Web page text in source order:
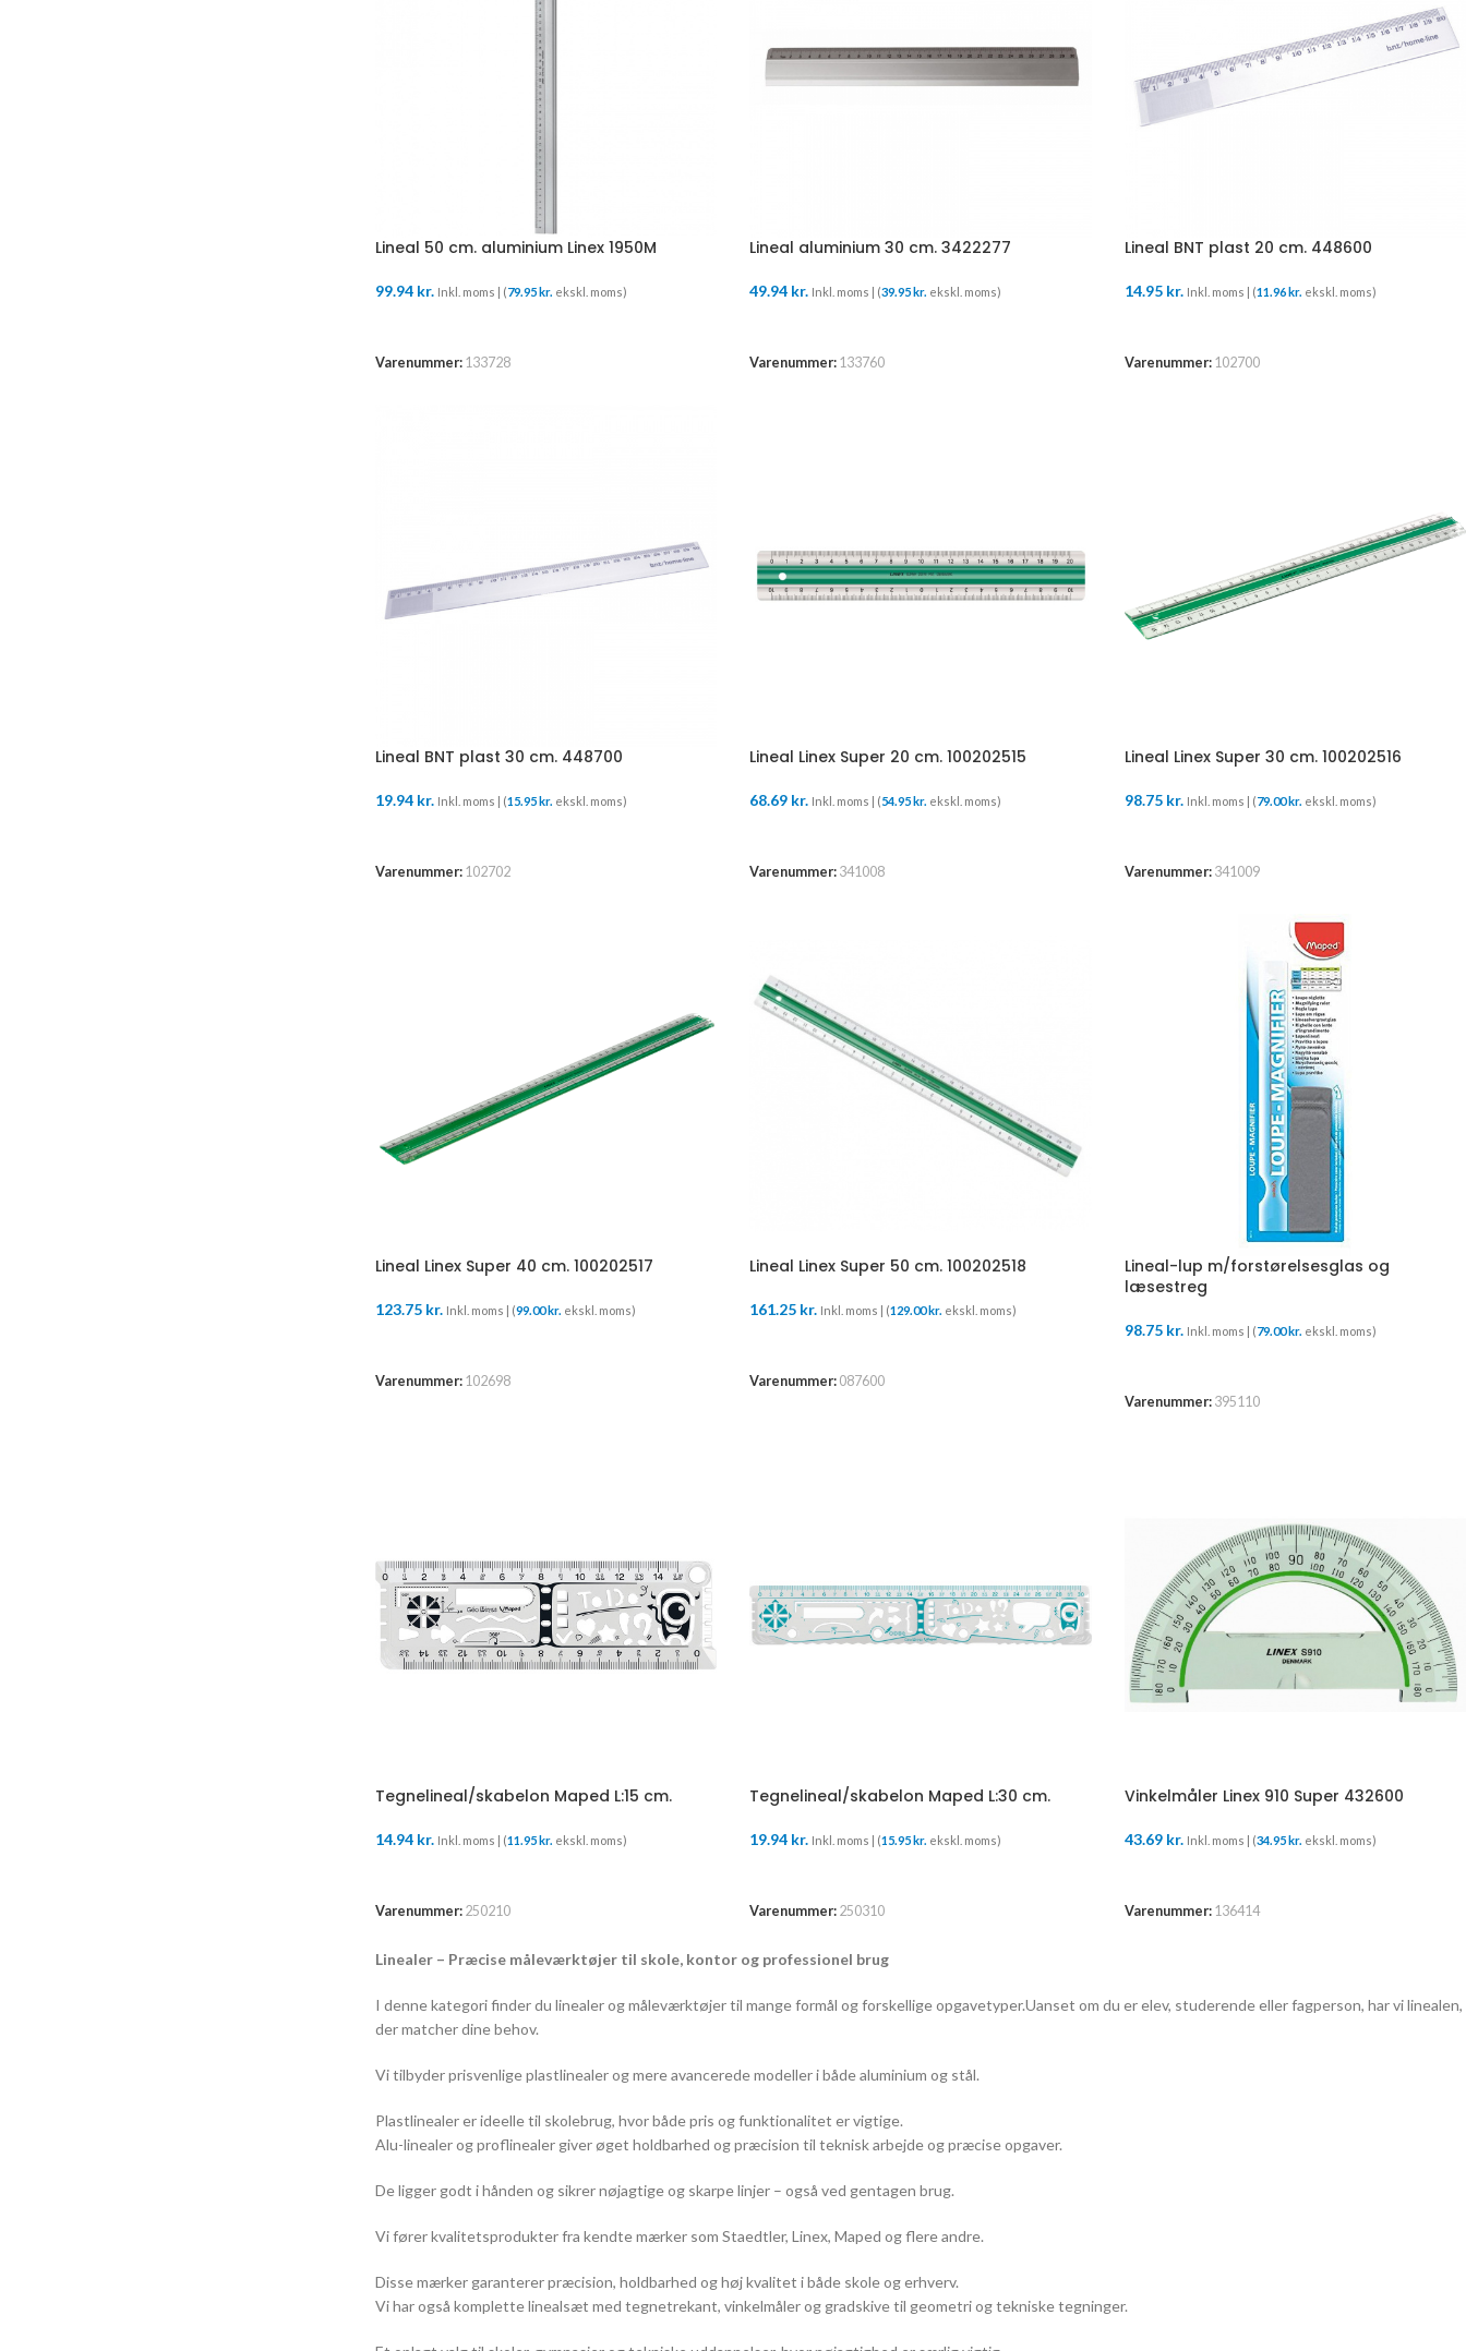
Lineal 50 cm. aluminium Linex 1950M
99.94 kr. Inkl. moms | (79.95 kr. ekskl. moms)
Varenummer: 133728
Lineal aluminium 30 cm. 3422277
49.94 kr. Inkl. moms | (39.95 kr. ekskl. moms)
Varenummer: 133760
Lineal BNT plast 20 cm. 448600
14.95 kr. Inkl. moms | (11.96 kr. ekskl. moms)
Varenummer: 102700
Lineal BNT plast 30 cm. 448700
19.94 kr. Inkl. moms | (15.95kr. ekskl. moms)
Varenummer: 102702
Lineal Linex Super 20 cm. 100202515
68.69 kr. Inkl. moms | (54.95kr. ekskl. moms)
Varenummer: 341008
Lineal Linex Super 30 cm. 100202516
98.75 kr. Inkl. moms | (79.00kr. ekskl. moms)
Varenummer: 341009
Lineal Linex Super 40 cm. 100202517
123.75 kr. Inkl. moms | (99.00kr. ekskl. moms)
Varenummer: 102698
Lineal Linex Super 50 cm. 100202518
161.25 kr. Inkl. moms | (129.00kr. ekskl. moms)
Varenummer: 087600
Lineal-lup m/forstørelsesglas og
læsestreg
98.75 kr. Inkl. moms | (79.00kr. ekskl. moms)
Varenummer: 395110
Tegnelineal/skabelon Maped L:15 cm.
14.94 kr. Inkl. moms | (11.95kr. ekskl. moms)
Varenummer: 250210
Tegnelineal/skabelon Maped L:30 cm.
19.94 kr. Inkl. moms | (15.95kr. ekskl. moms)
Varenummer: 250310
Vinkelmåler Linex 910 Super 432600
43.69 kr. Inkl. moms | (34.95kr. ekskl. moms)
Varenummer: 136414
Linealer – Præcise måleværktøjer til skole, kontor og professionel brug
I denne kategori finder du linealer og måleværktøjer til mange formål og forskellige opgavetyper.Uanset om du er elev, studerende eller fagperson, har vi linealen,
der matcher dine behov.
Vi tilbyder prisvenlige plastlinealer og mere avancerede modeller i både aluminium og stål.
Plastlinealer er ideelle til skolebrug, hvor både pris og funktionalitet er vigtige.
Alu-linealer og proflinealer giver øget holdbarhed og præcision til teknisk arbejde og præcise opgaver.
De ligger godt i hånden og sikrer nøjagtige og skarpe linjer – også ved gentagen brug.
Vi fører kvalitetsprodukter fra kendte mærker som Staedtler, Linex, Maped og flere andre.
Disse mærker garanterer præcision, holdbarhed og høj kvalitet i både skole og erhverv.
Vi har også komplette linealsæt med tegnetrekant, vinkelmåler og gradskive til geometri og tekniske tegninger.